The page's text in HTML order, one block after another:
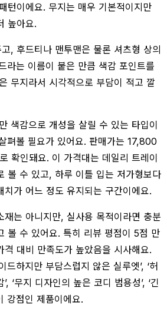
턴이에요. 무지는 매우 기본적이지만
높아요.
, 후드티나 맨투맨은 물론 셔츠형 상의
라는 이름이 붙은 만큼 색감 포인트를
무지라서 시각적으로 부담이 적고 깔
색감으로 개성을 살릴 수 있는 타입이
펴볼 필요가 있어요. 판매가는 17,800
확인돼요. 이 가격대는 데일리 트레이
볼 수 있고, 하루 이틀 입는 저가형보다
치가 어느 정도 유지되는 구간이에요.
재는 아니지만, 실사용 목적이라면 충분
볼 수 있어요. 특히 리뷰 평점이 5점 만
격 대비 만족도가 높았음을 시사해요.
드하지만 부담스럽지 않은 실루엣’, ‘허
‘무지 디자인의 높은 코디 범용성’, ‘긴
강점인 제품이에요.